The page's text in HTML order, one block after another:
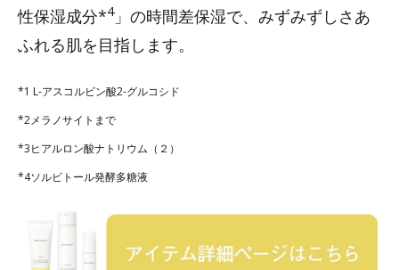
性保湿成分*4」の時間差保湿で、みずみずしさあ
ふれる肌を目指します。
*1 L-アスコルビン酸2-グルコシド
*2メラノサイトまで
*3ヒアルロン酸ナトリウム（２）
*4ソルビトール発酵多糖液